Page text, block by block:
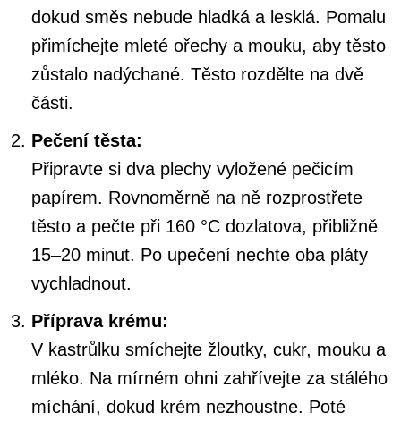
dokud směs nebude hladká a lesklá. Pomalu
přimíchejte mleté ořechy a mouku, aby těsto
zůstalo nadýchané. Těsto rozdělte na dvě
části.
Pečení těsta:
Připravte si dva plechy vyložené pečicím
papírem. Rovnoměrně na ně rozprostřete
těsto a pečte při 160 °C dozlatova, přibližně
15–20 minut. Po upečení nechte oba pláty
vychladnout.
Příprava krému:
V kastrůlku smíchejte žloutky, cukr, mouku a
mléko. Na mírném ohni zahřívejte za stálého
míchání, dokud krém nezhoustne. Poté